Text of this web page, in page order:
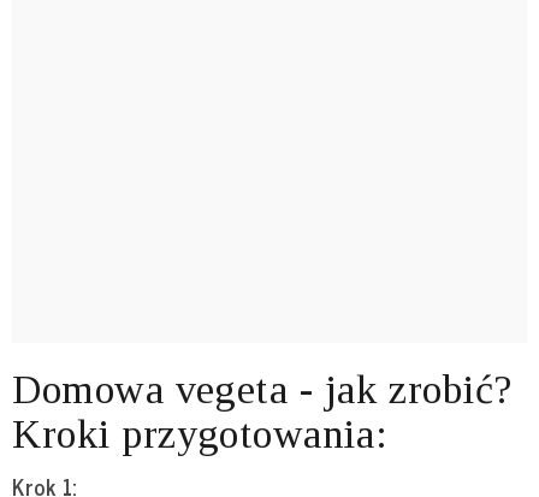
Domowa vegeta - jak zrobić?
Kroki przygotowania:
Krok 1: